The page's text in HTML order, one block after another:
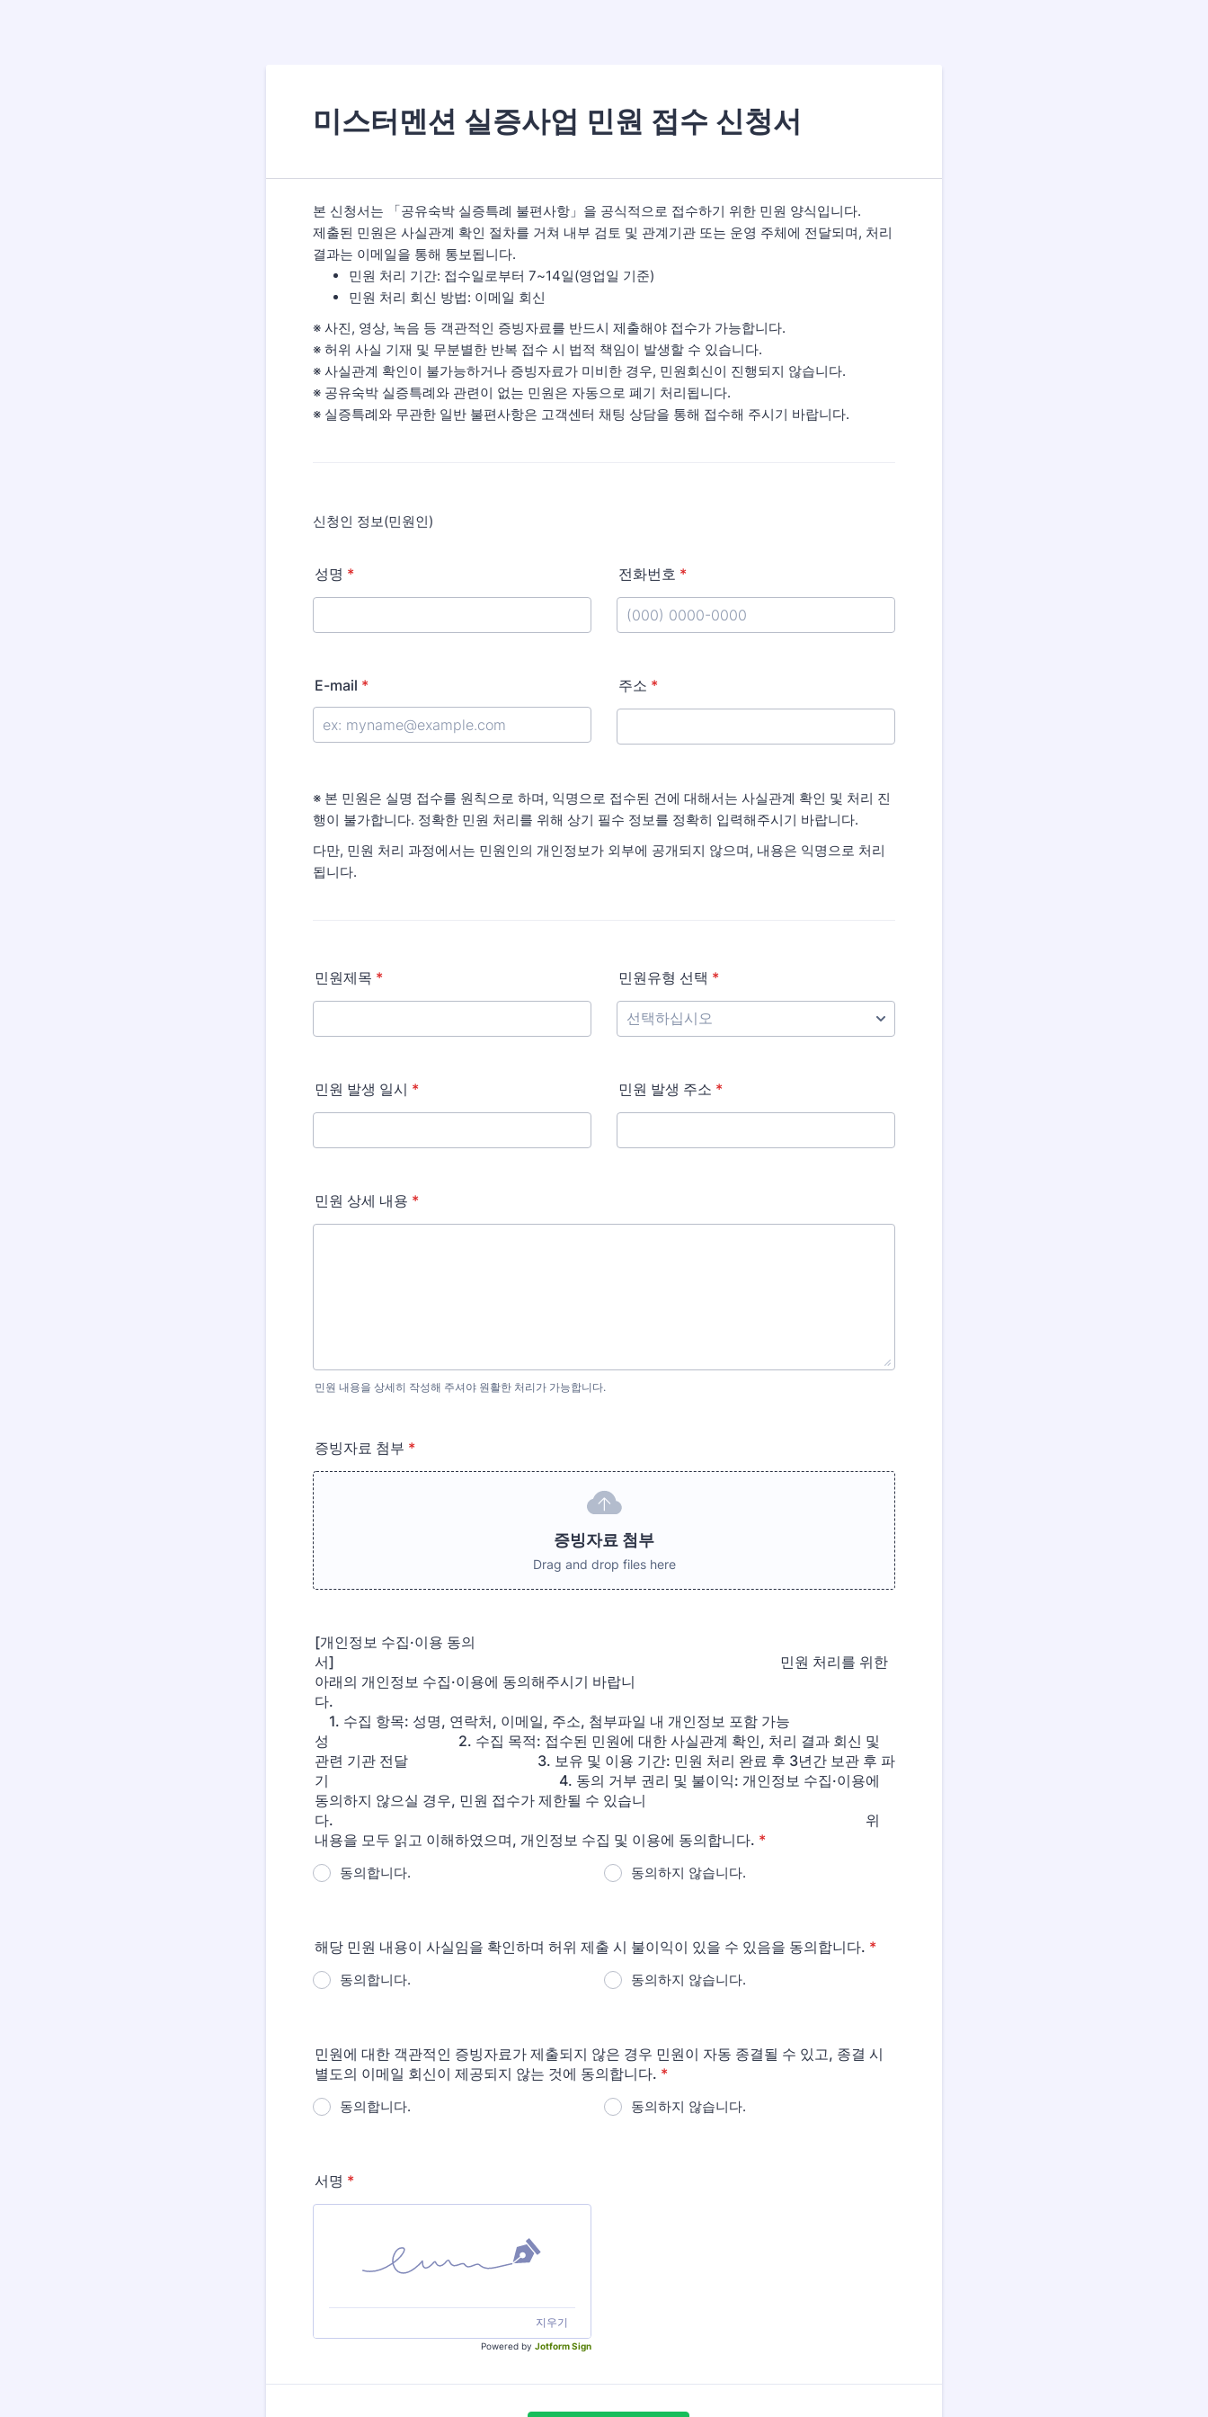
미스터멘션 실증사업 민원 접수 신청서
본 신청서는 「공유숙박 실증특례 불편사항」을 공식적으로 접수하기 위한 민원 양식입니다.
제출된 민원은 사실관계 확인 절차를 거쳐 내부 검토 및 관계기관 또는 운영 주체에 전달되며, 처리
결과는 이메일을 통해 통보됩니다.
민원 처리 기간: 접수일로부터 7~14일(영업일 기준)
민원 처리 회신 방법: 이메일 회신
※ 사진, 영상, 녹음 등 객관적인 증빙자료를 반드시 제출해야 접수가 가능합니다.
※ 허위 사실 기재 및 무분별한 반복 접수 시 법적 책임이 발생할 수 있습니다.
※ 사실관계 확인이 불가능하거나 증빙자료가 미비한 경우, 민원회신이 진행되지 않습니다.
※ 공유숙박 실증특례와 관련이 없는 민원은 자동으로 폐기 처리됩니다.
※ 실증특례와 무관한 일반 불편사항은 고객센터 채팅 상담을 통해 접수해 주시기 바랍니다.
신청인 정보(민원인)
성명 * 전화번호 *
E-mail * 주소 *
※ 본 민원은 실명 접수를 원칙으로 하며, 익명으로 접수된 건에 대해서는 사실관계 확인 및 처리 진
행이 불가합니다. 정확한 민원 처리를 위해 상기 필수 정보를 정확히 입력해주시기 바랍니다.
다만, 민원 처리 과정에서는 민원인의 개인정보가 외부에 공개되지 않으며, 내용은 익명으로 처리
됩니다.
민원제목 * 민원유형 선택 *
민원 발생 일시 * 민원 발생 주소 *
민원 상세 내용 *
민원 내용을 상세히 작성해 주셔야 원활한 처리가 가능합니다.
증빙자료 첨부 *
증빙자료 첨부
Drag and drop files here
[개인정보 수집·이용 동의
서] 민원 처리를 위한
아래의 개인정보 수집·이용에 동의해주시기 바랍니
다.
1. 수집 항목: 성명, 연락처, 이메일, 주소, 첨부파일 내 개인정보 포함 가능
성 2. 수집 목적: 접수된 민원에 대한 사실관계 확인, 처리 결과 회신 및
관련 기관 전달 3. 보유 및 이용 기간: 민원 처리 완료 후 3년간 보관 후 파
기 4. 동의 거부 권리 및 불이익: 개인정보 수집·이용에
동의하지 않으실 경우, 민원 접수가 제한될 수 있습니
다. 위
내용을 모두 읽고 이해하였으며, 개인정보 수집 및 이용에 동의합니다. *
동의합니다. 동의하지 않습니다.
해당 민원 내용이 사실임을 확인하며 허위 제출 시 불이익이 있을 수 있음을 동의합니다. *
동의합니다. 동의하지 않습니다.
민원에 대한 객관적인 증빙자료가 제출되지 않은 경우 민원이 자동 종결될 수 있고, 종결 시
별도의 이메일 회신이 제공되지 않는 것에 동의합니다. *
동의합니다. 동의하지 않습니다.
서명 *
지우기
Powered by Jotform Sign